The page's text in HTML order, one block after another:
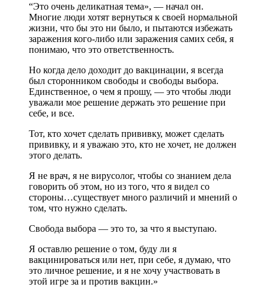
“Это очень деликатная тема», — начал он.
Многие люди хотят вернуться к своей нормальной
жизни, что бы это ни было, и пытаются избежать
заражения кого-либо или заражения самих себя, я
понимаю, что это ответственность.
Но когда дело доходит до вакцинации, я всегда
был сторонником свободы и свободы выбора.
Единственное, о чем я прошу, — это чтобы люди
уважали мое решение держать это решение при
себе, и все.
Тот, кто хочет сделать прививку, может сделать
прививку, и я уважаю это, кто не хочет, не должен
этого делать.
Я не врач, я не вирусолог, чтобы со знанием дела
говорить об этом, но из того, что я видел со
стороны…существует много различий и мнений о
том, что нужно сделать.
Свобода выбора — это то, за что я выступаю.
Я оставлю решение о том, буду ли я
вакцинироваться или нет, при себе, я думаю, что
это личное решение, и я не хочу участвовать в
этой игре за и против вакцин.»